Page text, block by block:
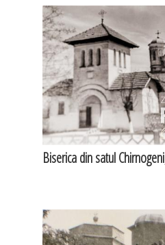
Biserica din satul